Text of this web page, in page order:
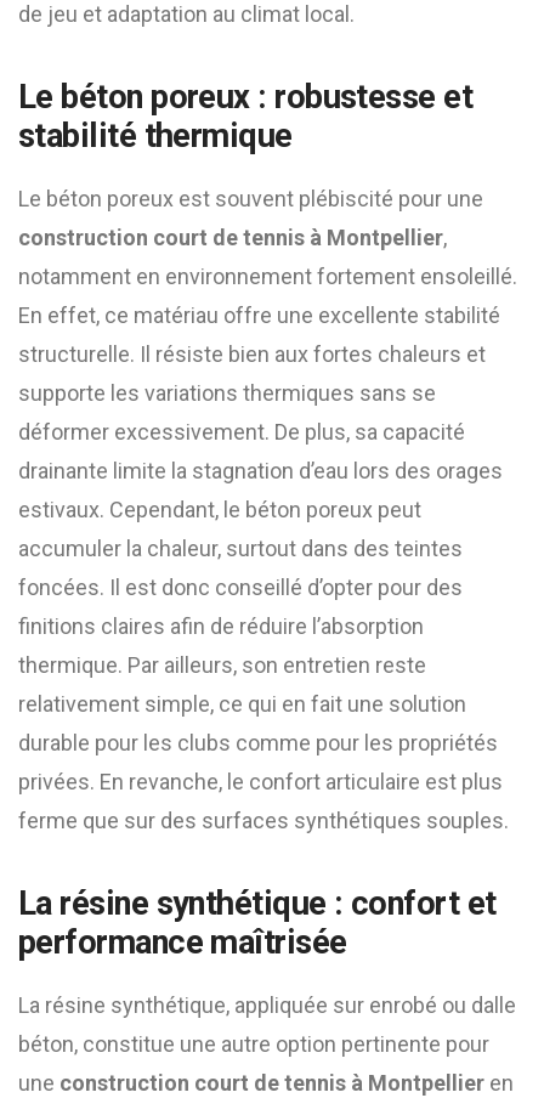
de jeu et adaptation au climat local.
Le béton poreux : robustesse et
stabilité thermique
Le béton poreux est souvent plébiscité pour une
construction court de tennis à Montpellier,
notamment en environnement fortement ensoleillé.
En effet, ce matériau offre une excellente stabilité
structurelle. Il résiste bien aux fortes chaleurs et
supporte les variations thermiques sans se
déformer excessivement. De plus, sa capacité
drainante limite la stagnation d’eau lors des orages
estivaux. Cependant, le béton poreux peut
accumuler la chaleur, surtout dans des teintes
foncées. Il est donc conseillé d’opter pour des
finitions claires afin de réduire l’absorption
thermique. Par ailleurs, son entretien reste
relativement simple, ce qui en fait une solution
durable pour les clubs comme pour les propriétés
privées. En revanche, le confort articulaire est plus
ferme que sur des surfaces synthétiques souples.
La résine synthétique : confort et
performance maîtrisée
La résine synthétique, appliquée sur enrobé ou dalle
béton, constitue une autre option pertinente pour
une construction court de tennis à Montpellier en